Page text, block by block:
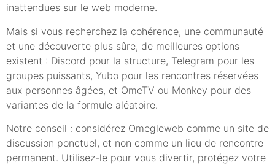
inattendues sur le web moderne.
Mais si vous recherchez la cohérence, une communauté
et une découverte plus sûre, de meilleures options
existent : Discord pour la structure, Telegram pour les
groupes puissants, Yubo pour les rencontres réservées
aux personnes âgées, et OmeTV ou Monkey pour des
variantes de la formule aléatoire.
Notre conseil : considérez Omegleweb comme un site de
discussion ponctuel, et non comme un lieu de rencontre
permanent. Utilisez-le pour vous divertir, protégez votre